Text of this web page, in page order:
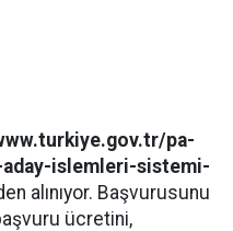
pa-
islemleri-sistemi-
alınıyor. Başvurusunu
ücretini,